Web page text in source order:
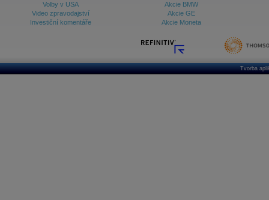
Volby v USA
Video zpravodajství
Investiční komentáře
Akcie BMW
Akcie GE
Akcie Moneta
Tvorba